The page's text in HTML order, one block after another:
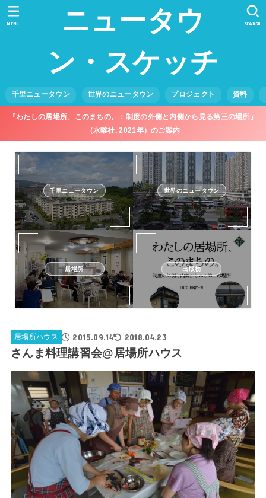
ニュータウ
ン・スケッチ
千里ニュータウン 世界のニュータウン プロジェクト 資料
SEARCH
MENU
『わたしの居場所、このまちの。：制度の外側と内側から見る第三の場所』
（水曜社, 2021年）のご案内
千里ニュータウン 世界のニュータウン
居場所 出版物
居場所ハウス 2015.09.14 2018.04.23
さんま料理講習会@居場所ハウス